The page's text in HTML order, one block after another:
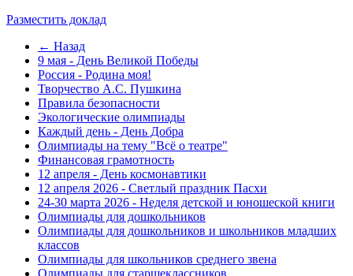
Разместить доклад
← Назад
9 мая - День Великой Победы
Россия - Родина моя!
Творчество А.С. Пушкина
Правила безопасности
Экологические олимпиады
Каждый день - День Добра
Олимпиады на тему "Всё о театре"
Финансовая грамотность
12 апреля - День космонавтики
12 апреля 2026 - Светлый праздник Пасхи
24-30 марта 2026 - Неделя детской и юношеской книги
Олимпиады для дошкольников
Олимпиады для дошкольников и школьников младших
классов
Олимпиады для школьников среднего звена
Олимпиады для старшеклассников